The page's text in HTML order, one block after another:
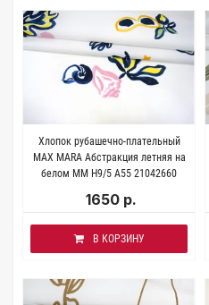
Хлопок рубашечно-плательный
MAX MARA Абстракция летняя на
белом MM H9/5 A55 21042660
1650 р.
В КОРЗИНУ